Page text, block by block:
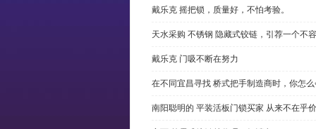
戴乐克 摇把锁，质量好，不怕考验。
天水采购 不锈钢 隐藏式铰链，引荐一个不
戴乐克 门吸不断在努力
在不同宜昌寻找 桥式把手制造商时，你怎
南阳聪明的 平装活板门锁买家 从来不在乎